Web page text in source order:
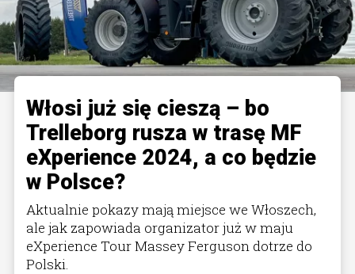
Włosi już się cieszą – bo
Trelleborg rusza w trasę MF
eXperience 2024, a co będzie
w Polsce?
Aktualnie pokazy mają miejsce we Włoszech,
ale jak zapowiada organizator już w maju
eXperience Tour Massey Ferguson dotrze do
Polski.